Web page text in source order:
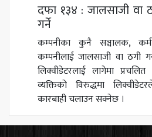
दफा १३४ : जालसाजी वा
गर्ने
कम्पनीका कुनै सञ्चालक,
कम्पनीलाई जालसाजी वा ठगी
लिक्वीडेटरलाई लागेमा
व्यक्तिको विरुद्धमा
कारबाही चलाउन सक्नेछ ।